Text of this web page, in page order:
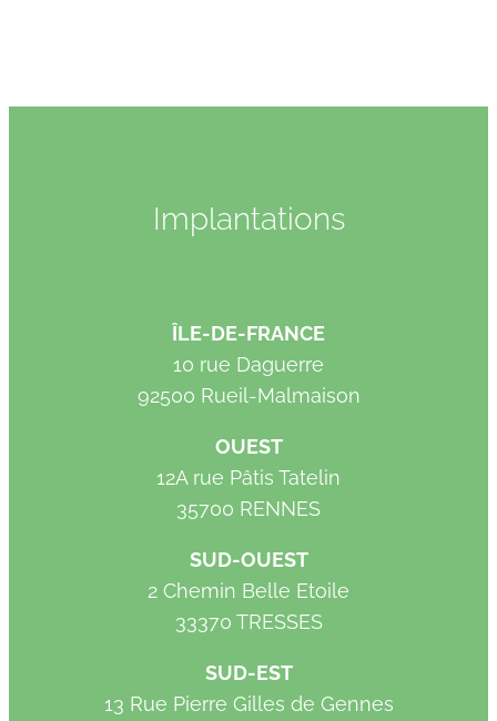
Implantations
ÎLE-DE-FRANCE
10 rue Daguerre
92500 Rueil-Malmaison
OUEST
12A rue Pâtis Tatelin
35700 RENNES
SUD-OUEST
2 Chemin Belle Etoile
33370 TRESSES
SUD-EST
13 Rue Pierre Gilles de Gennes